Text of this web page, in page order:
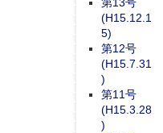
(H15.12.1
5)
第12号
(H15.7.31
)
第11号
(H15.3.28
)